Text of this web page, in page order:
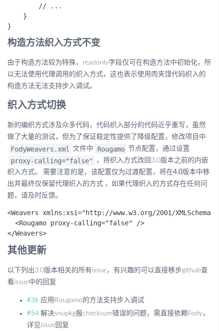
        // ...
    }
构造方法织入方式不变
由于构造方法较为特殊，readonly字段仅可在构造方法中初始化，所
以无法使用代理调用的织入方式，这也表示使用肉夹馍代码织入的
构造方法无法支持步入调试。
织入方式切换
新的编织方式涉及众多代码，代码织入部分的代码近乎重写，虽然
做了大量的测试，但为了保证稳定性提供了降级配置，修改项目中
FodyWeavers.xml 文件中 Rougamo 节点配置，通过设置
proxy-calling="false"
，将织入方式改回3.0版本之前的内嵌
织入方式。
需要注意的是，该配置仅为过渡配置，将在4.0版本中移
出并最终仅保留代理织入的方式 ，如果代理织入的方式存在任何问
题，请及时反馈。
<Weavers xmlns:xsi="http://www.w3.org/2001/
  <Rougamo proxy-calling="false" />
其他更新
以下列出3.0版本相关的所有issue，有兴趣的可以直接移步github查
看issue中的回复
#36 应用Rougamo的方法支持步入调试
#54 解决snupkg报checksum错误的问题，需直接依赖Fody，
详见issue回复